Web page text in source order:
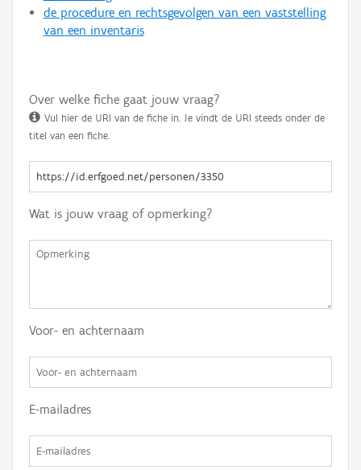
de procedure en rechtsgevolgen van een vaststelling
van een inventaris
Over welke fiche gaat jouw vraag?
Vul hier de URI van de fiche in. Je vindt de URI steeds onder de
titel van een fiche.
Wat is jouw vraag of opmerking?
Voor- en achternaam
E-mailadres